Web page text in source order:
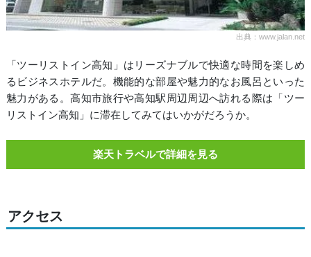
出典：www.jalan.net
「ツーリストイン高知」はリーズナブルで快適な時間を楽しめ
るビジネスホテルだ。機能的な部屋や魅力的なお風呂といった
魅力がある。高知市旅行や高知駅周辺周辺へ訪れる際は「ツー
リストイン高知」に滞在してみてはいかがだろうか。
楽天トラベルで詳細を見る
アクセス